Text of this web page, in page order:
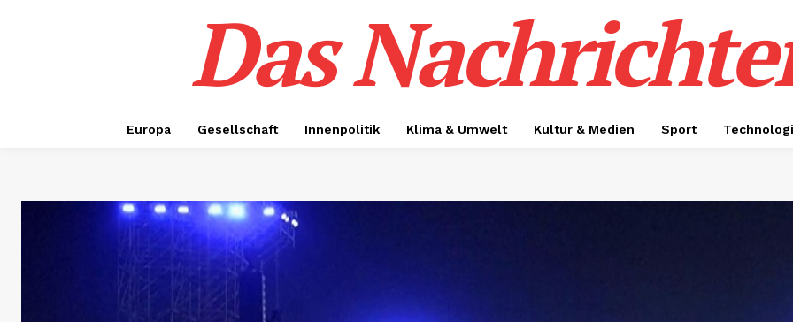
Das
Europa Gesellschaft Innenpolitik Klima & Umwelt Kultur & Medien Sport